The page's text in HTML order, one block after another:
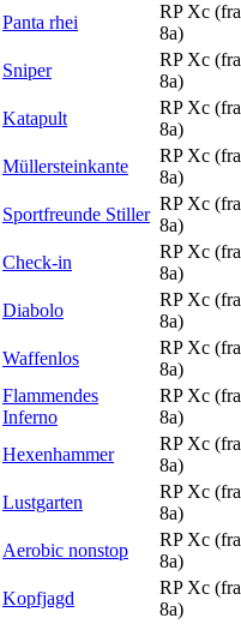
Panta rhei
RP Xc
8a)
Sniper
RP Xc
8a)
Katapult
RP Xc
8a)
Müllersteinkante
RP Xc
8a)
Sportfreunde Stiller
RP Xc
8a)
Check-in
RP Xc
8a)
Diabolo
RP Xc
8a)
Waffenlos
RP Xc
8a)
Flammendes
Inferno
RP Xc
8a)
Hexenhammer
RP Xc
8a)
Lustgarten
RP Xc
8a)
Aerobic nonstop
RP Xc
8a)
Kopfjagd
RP Xc
8a)